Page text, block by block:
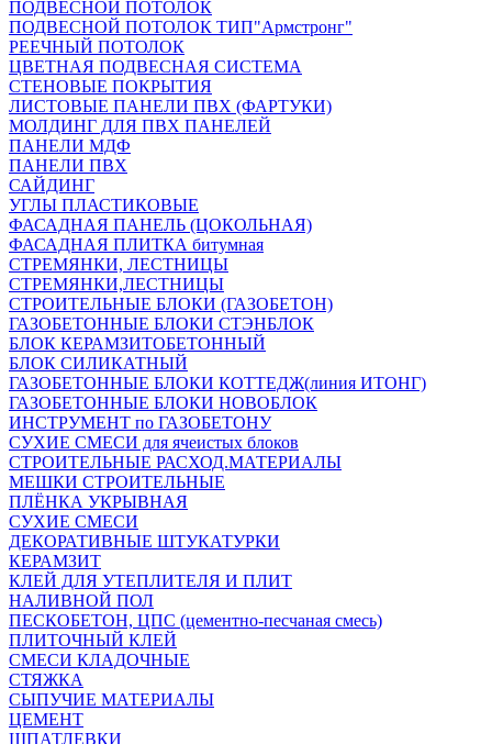
ПОДВЕСНОЙ ПОТОЛОК
ПОДВЕСНОЙ ПОТОЛОК ТИП"Армстронг"
РЕЕЧНЫЙ ПОТОЛОК
ЦВЕТНАЯ ПОДВЕСНАЯ СИСТЕМА
СТЕНОВЫЕ ПОКРЫТИЯ
ЛИСТОВЫЕ ПАНЕЛИ ПВХ (ФАРТУКИ)
МОЛДИНГ ДЛЯ ПВХ ПАНЕЛЕЙ
ПАНЕЛИ МДФ
ПАНЕЛИ ПВХ
САЙДИНГ
УГЛЫ ПЛАСТИКОВЫЕ
ФАСАДНАЯ ПАНЕЛЬ (ЦОКОЛЬНАЯ)
ФАСАДНАЯ ПЛИТКА битумная
СТРЕМЯНКИ, ЛЕСТНИЦЫ
СТРЕМЯНКИ,ЛЕСТНИЦЫ
СТРОИТЕЛЬНЫЕ БЛОКИ (ГАЗОБЕТОН)
ГАЗОБЕТОННЫЕ БЛОКИ СТЭНБЛОК
БЛОК КЕРАМЗИТОБЕТОННЫЙ
БЛОК СИЛИКАТНЫЙ
ГАЗОБЕТОННЫЕ БЛОКИ КОТТЕДЖ(линия ИТОНГ)
ГАЗОБЕТОННЫЕ БЛОКИ НОВОБЛОК
ИНСТРУМЕНТ по ГАЗОБЕТОНУ
СУХИЕ СМЕСИ для ячеистых блоков
СТРОИТЕЛЬНЫЕ РАСХОД.МАТЕРИАЛЫ
МЕШКИ СТРОИТЕЛЬНЫЕ
ПЛЁНКА УКРЫВНАЯ
СУХИЕ СМЕСИ
ДЕКОРАТИВНЫЕ ШТУКАТУРКИ
КЕРАМЗИТ
КЛЕЙ ДЛЯ УТЕПЛИТЕЛЯ И ПЛИТ
НАЛИВНОЙ ПОЛ
ПЕСКОБЕТОН, ЦПС (цементно-песчаная смесь)
ПЛИТОЧНЫЙ КЛЕЙ
СМЕСИ КЛАДОЧНЫЕ
СТЯЖКА
СЫПУЧИЕ МАТЕРИАЛЫ
ЦЕМЕНТ
ШПАТЛЕВКИ